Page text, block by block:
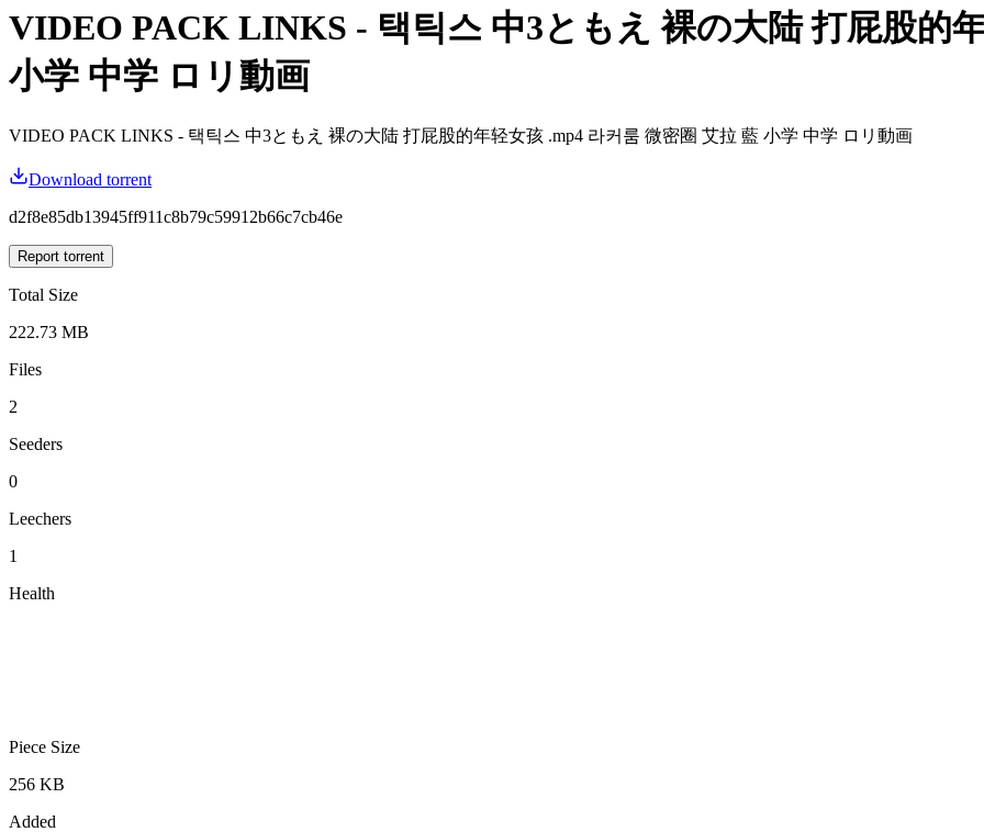
VIDEO PACK LINKS - 택틱스 中3ともえ 裸の大陆 打屁股的
小学 中学 ロリ動画
VIDEO PACK LINKS - 택틱스 中3ともえ 裸の大陆 打屁股的年轻女孩 .mp4 라커룸 微密圈 艾拉 藍 小学 中学 ロリ動画
Download torrent
d2f8e85db13945ff911c8b79c59912b66c7cb46e
Report torrent
Total Size
222.73 MB
Files
2
Seeders
0
Leechers
1
Health
Piece Size
256 KB
Added